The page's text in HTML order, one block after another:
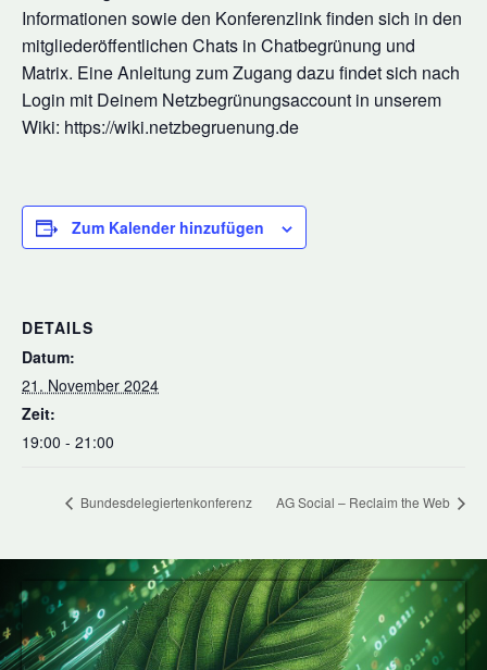
Informationen sowie den Konferenzlink finden sich in den
mitgliederöffentlichen Chats in Chatbegrünung und
Matrix. Eine Anleitung zum Zugang dazu findet sich nach
Login mit Deinem Netzbegrünungsaccount in unserem
Wiki: https://wiki.netzbegruenung.de
Zum Kalender hinzufügen
DETAILS
Datum:
21. November 2024
Zeit:
19:00 - 21:00
Bundesdelegiertenkonferenz AG Social – Reclaim the Web